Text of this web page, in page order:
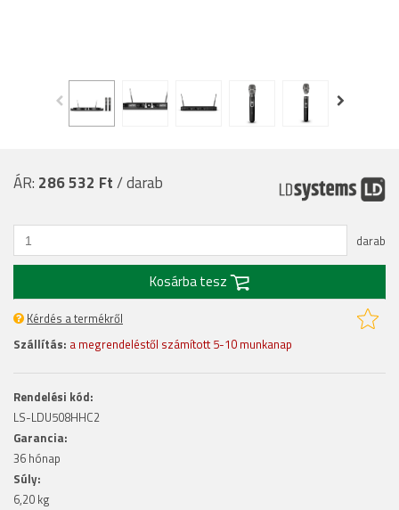
ÁR: 286 532 Ft/ darab
darab
Kosárba tesz
Kérdés a termékről
Szállítás: a megrendeléstől számított 5-10 munkanap
Rendelési kód:
LS-LDU508HHC2
Garancia:
36 hónap
Súly:
6,20 kg